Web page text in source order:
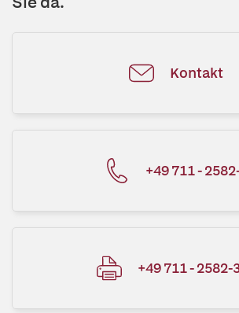
Kontakt
+49 711 -
+49 711 - 2582-